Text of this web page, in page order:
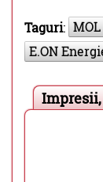
Taguri: MOL
E.ON